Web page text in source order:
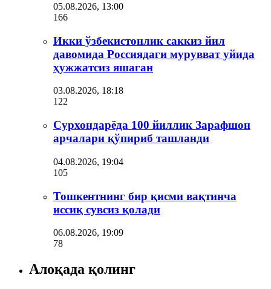
05.08.2026, 13:00
166
Икки ўзбекистонлик саккиз йил
давомида Россиядаги мурувват уйида
ҳужжатсиз яшаган
03.08.2026, 18:18
122
Сурхондарёда 100 йиллик Зарафшон
арчалари қўпириб ташланди
04.08.2026, 19:04
105
Тошкентнинг бир қисми вақтинча
иссиқ сувсиз қолади
06.08.2026, 19:09
78
Алоқада қолинг